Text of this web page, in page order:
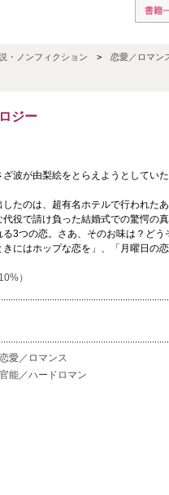
・ノンフィクション > 恋愛／ロマン
ジー
波が由梨絵をとらえようとしていた
たのは、超有名ホテルで行われたあ
役で請け負った結婚式での驚愕の真
3つの恋。さあ、そのお味は？どう
にはホップな恋を」、「月曜日の恋
）
恋愛／ロマンス
官能／ハードロマン